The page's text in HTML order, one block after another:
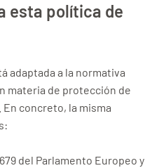
esta política de
adaptada a la normativa
materia de protección de
concreto, la misma
del Parlamento Europeo y